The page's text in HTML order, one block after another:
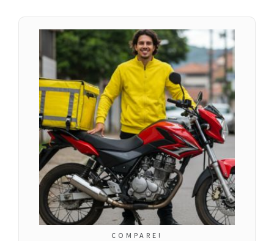
COMPARE!